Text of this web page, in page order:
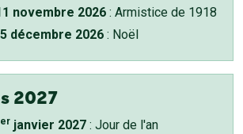
novembre 2026 : Armistice de 1918
décembre 2026 : Noël
2027
er janvier 2027 : Jour de l'an